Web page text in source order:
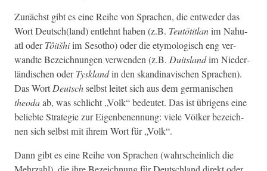
Zunächst gibt es eine Rei­he von Sprachen, die entwed­er das
Wort Deutsch(land) entlehnt haben (z.B. Teutōti­t­lanim Nahu­
atl oderTôitšhiim Sesotho) oder die ety­mol­o­gisch eng ver­
wandte Beze­ich­nun­gen ver­wen­den (z.B. Duit­s­landim Nieder­
ländis­chen oderTysk­landin den skan­di­navis­chen Sprachen).
Das WortDeutschselb­st leit­et sich aus dem ger­man­is­chen
theo­daab, was schlicht „Volk“ bedeutet. Das ist übri­gens eine
beliebte Strate­gie zur Eigen­be­nen­nung: viele Völk­er beze­ich­
nen sich selb­st mit ihrem Wort für „Volk“.
Dann gibt es eine Rei­he von Sprachen (wahrschein­lich die